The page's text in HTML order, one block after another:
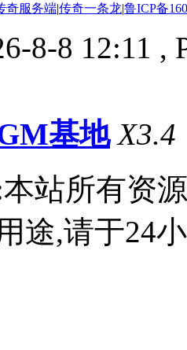
奇服务端|传奇一条龙|鲁ICP备
8-8 12:11 ,
基地 X3.4
站所有资
途,请于24